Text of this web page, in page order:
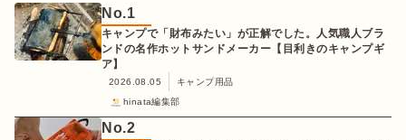
No.1
キャンプで「財布みたい」が正解でした。人気職人ブラ
ンドの名作ホットサンドメーカー【目利きのキャンプギ
ア】
2026.08.05
キャンプ用品
hinata編集部
No.2